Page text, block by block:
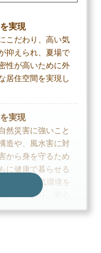
がある
寄せる
よう
実現
こだわり、高い気
抑えられ、夏場で
性が高いために外
居住空間を実現し
実現
然災害に強いこと
造や、風水害に対
から身を守るため
に健康で暮らせる
室内の空気環境を
わっており、安心
形にしていま